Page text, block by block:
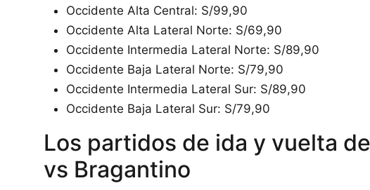
Occidente Alta Central: S/99,90
Occidente Alta Lateral Norte: S/69,90
Occidente Intermedia Lateral Norte: S/89,90
Occidente Baja Lateral Norte: S/79,90
Occidente Intermedia Lateral Sur: S/89,90
Occidente Baja Lateral Sur: S/79,90
Los partidos de ida y vuelta
vs Bragantino